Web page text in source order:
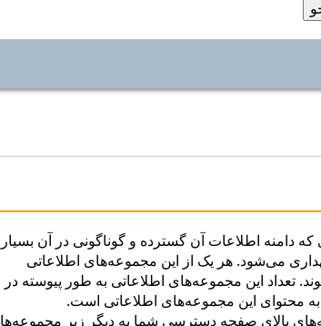
اطلاعات آن گسترده و گوناگونی در آن بسیار
می‌شود. هر یک از این مجموعه‌های اطلاعاتی
این مجموعه‌های اطلاعاتی به طور پیوسته در
محتوای این مجموعه‌های اطلاعاتی است.
بالای صفحه دسترسی شما به دیگر زیر مجموعه‌ها